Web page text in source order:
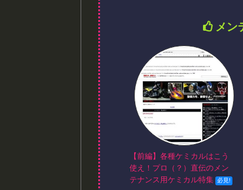
メン
【前編】各種ケミカルはこう
使え！プロ（？）直伝のメン
テナンス用ケミカル特集